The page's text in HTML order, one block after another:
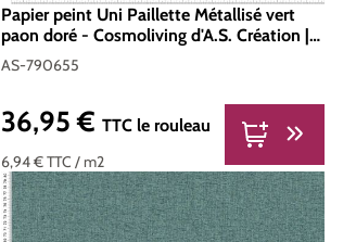
Papier peint Uni Paillette Métallisé vert
paon doré - Cosmoliving d'A.S. Création |
Réf. AS-790655
AS-790655
6,94 €TTC/ m2
Prix régulier :
36,95 €TTC le rouleau